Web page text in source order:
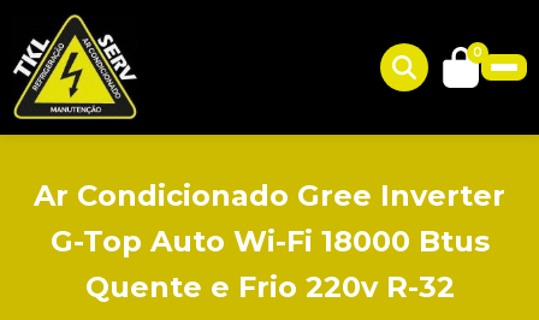
0
Ar Condicionado Gree Inverter
G-Top Auto Wi-Fi 18000 Btus
Quente e Frio 220v R-32